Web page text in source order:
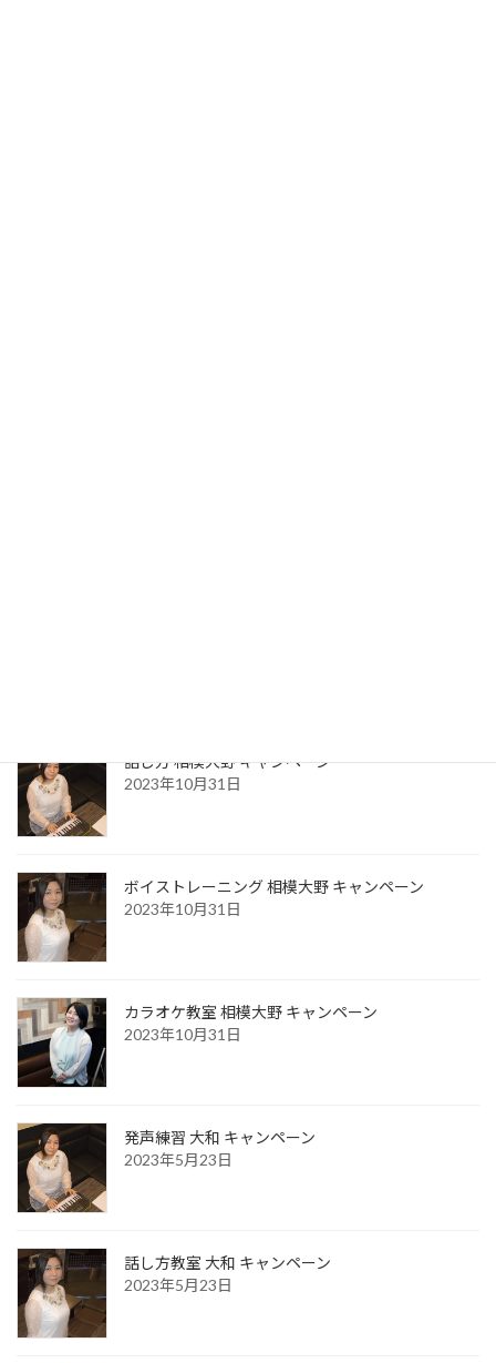
話し方 相模大野 キャンペーン
2023年10月31日
ボイストレーニング 相模大野 キャンペーン
2023年10月31日
カラオケ教室 相模大野 キャンペーン
2023年10月31日
発声練習 大和 キャンペーン
2023年5月23日
話し方教室 大和 キャンペーン
2023年5月23日